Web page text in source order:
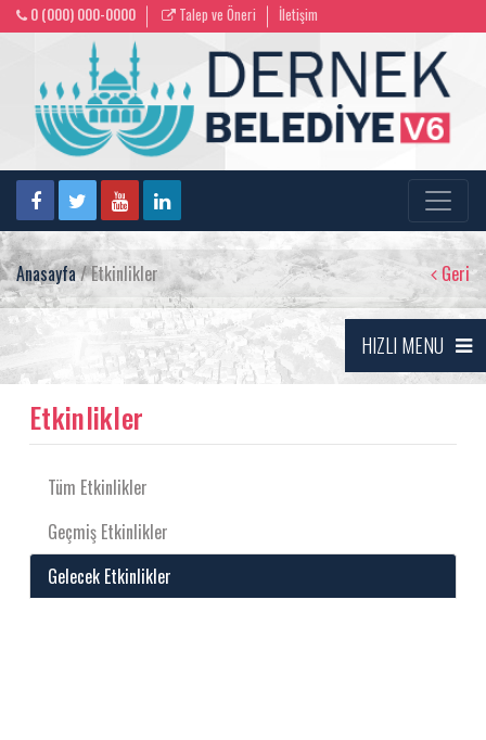
0 (000) 000-0000 Talep ve Öneri İletişim
Anasayfa/ Etkinlikler Geri
HIZLI MENU
Etkinlikler
Tüm Etkinlikler
Geçmiş Etkinlikler
Gelecek Etkinlikler